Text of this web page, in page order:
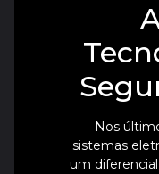
Nos
sistemas
um